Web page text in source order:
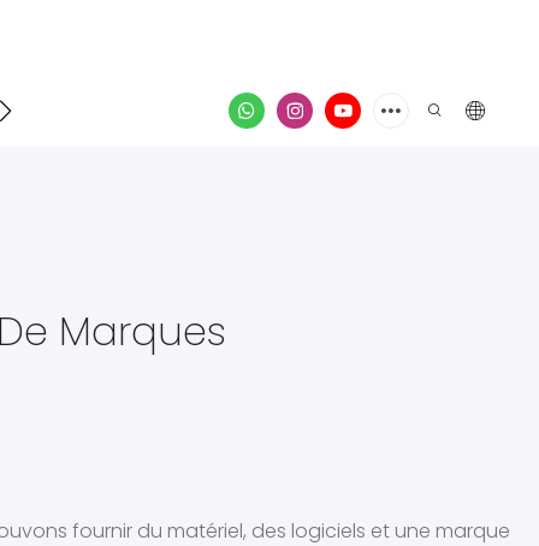
vidéo
Marques
fournir du matériel, des logiciels et une marque